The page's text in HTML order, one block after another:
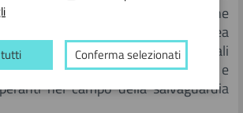
nazionale per la protezione
con l'Agenzia europea
con le organizzazioni internazionali
transfrontaliero e con enti e
nel campo della salvaguardia
Conferma selezionati